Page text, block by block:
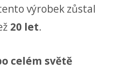
výrobek zůstal
20 let.
celém světě